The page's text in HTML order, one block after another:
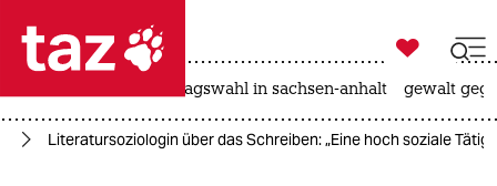
 taz zahl ich
taz zahl ich

taz zahl ich
landtagswahl in sachsen-anhalt gewalt
Literatursoziologin über das Schreiben: „Eine hoch soziale